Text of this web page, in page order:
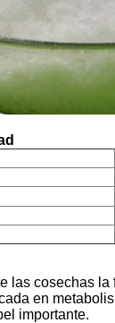
las cosechas
en
importante.